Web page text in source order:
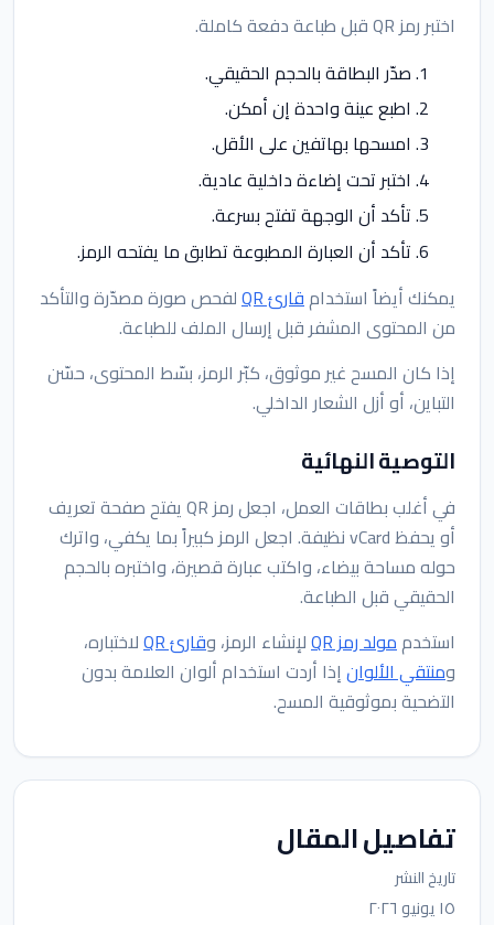
اختبر رمز QR قبل طباعة دفعة كاملة.
صدّر البطاقة بالحجم الحقيقي.
اطبع عينة واحدة إن أمكن.
امسحها بهاتفين على الأقل.
اختبر تحت إضاءة داخلية عادية.
تأكد أن الوجهة تفتح بسرعة.
تأكد أن العبارة المطبوعة تطابق ما يفتحه الرمز.
يمكنك أيضاً استخدامقارئ QR
لفحص صورة مصدّرة والتأكد
من المحتوى المشفر قبل إرسال الملف للطباعة.
إذا كان المسح غير موثوق، كبّر الرمز، بسّط المحتوى، حسّن
التباين، أو أزل الشعار الداخلي.
التوصية النهائية
في أغلب بطاقات العمل، اجعل رمز QR يفتح صفحة تعريف
أو يحفظ vCard نظيفة. اجعل الرمز كبيراً بما يكفي، واترك
حوله مساحة بيضاء، واكتب عبارة قصيرة، واختبره بالحجم
الحقيقي قبل الطباعة.
استخدممولد رمز QR لإنشاء الرمز، وقارئ QR
لاختباره،
ومنتقي الألوانإذا أردت استخدام ألوان العلامة بدون
التضحية بموثوقية المسح.
تفاصيل المقال
تاريخ النشر
١٥ يونيو ٢٠٢٦